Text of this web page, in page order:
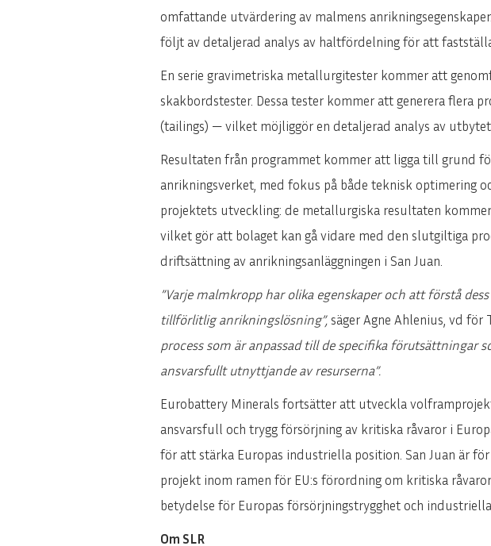
omfattande utvärdering av malmens
följt av detaljerad analys av haltfördelning för att
En serie gravimetriska metallurgitester kommer att
skakbordstester. Dessa tester kommer att generera
(tailings) — vilket möjliggör en detaljerad analys av
Resultaten från programmet kommer att ligga till grund
anrikningsverket, med fokus på både teknisk optimering
projektets utveckling: de metallurgiska resultaten
vilket gör att bolaget kan gå vidare med den slutgiltiga
driftsättning av anrikningsanläggningen i San Juan.
”Varje malmkropp har olika egenskaper och att förstå
tillförlitlig anrikningslösning”, säger Agne Ahlenius, vd för
process som är anpassad till de specifika förutsättningar
ansvarsfullt utnyttjande av resurserna”.
Eurobattery Minerals fortsätter att utveckla
ansvarsfull och trygg försörjning av kritiska råvaror i
för att stärka Europas industriella position. San Juan är
projekt inom ramen för EU:s förordning om kritiska
betydelse för Europas försörjningstrygghet och
Om SLR